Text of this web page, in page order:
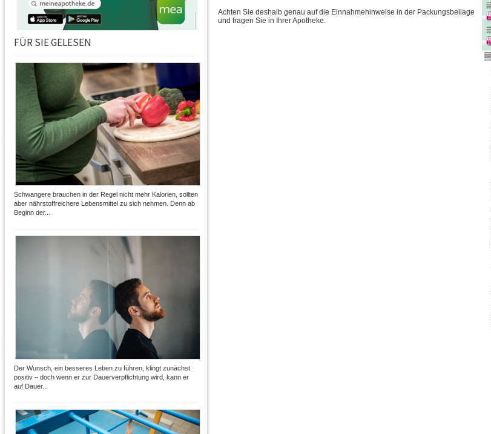
FÜR SIE GELESEN
Schwangere brauchen in der Regel nicht mehr Kalorien, sollten
aber nährstoffreichere Lebensmittel zu sich nehmen. Denn ab
Beginn der...
Der Wunsch, ein besseres Leben zu führen, klingt zunächst
positiv – doch wenn er zur Dauerverpflichtung wird, kann er
auf Dauer...
Achten Sie deshalb genau auf die Einnahmehinweise in der Packungsbeilage
und fragen Sie in Ihrer Apotheke.